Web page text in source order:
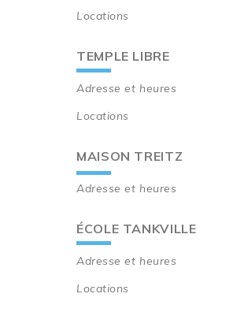
Locations
TEMPLE LIBRE
Adresse et heures
Locations
MAISON TREITZ
Adresse et heures
ÉCOLE TANKVILLE
Adresse et heures
Locations